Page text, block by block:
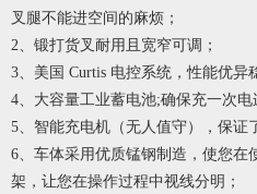
叉腿不能进空间的麻烦；
2 、锻打货叉耐用且宽窄可调；
3 、美国 Curtis 电控系统，性能优异
4 、大容量工业蓄电池;确保充一次电
5 、智能充电机（无人值守），保证
6 、车体采用优质锰钢制造，使您
架，让您在操作过程中视线分明；